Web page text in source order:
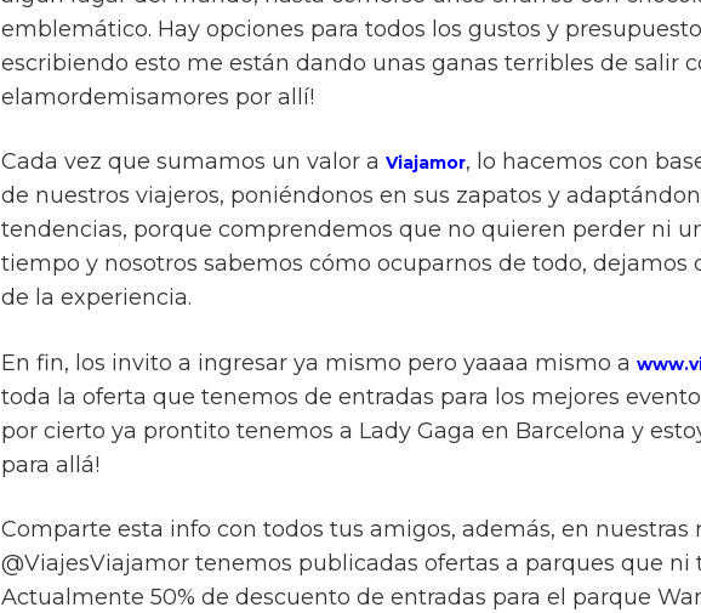
emblemático. Hay opciones para todos los gustos y
escribiendo esto me están dando unas ganas terribles de salir
elamordemisamores por allí!
Cada vez que sumamos un valor aViajamor, lo hacemos con
de nuestros viajeros, poniéndonos en sus zapatos y
tendencias, porque comprendemos que no quieren perder ni
tiempo y nosotros sabemos cómo ocuparnos de todo, dejamos
de la experiencia.
En fin, los invito a ingresar ya mismo pero yaaaa mismo a
toda la oferta que tenemos de entradas para los mejores
por cierto ya prontito tenemos a Lady Gaga en Barcelona y
para allá!
Comparte esta info con todos tus amigos, además, en nuestras
@ViajesViajamor tenemos publicadas ofertas a parques que ni
Actualmente 50% de descuento de entradas para el parque